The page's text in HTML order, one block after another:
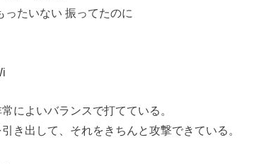
ったいない 振ってたのに
によいバランスで打てている。
き出して、それをきちんと攻撃できている。